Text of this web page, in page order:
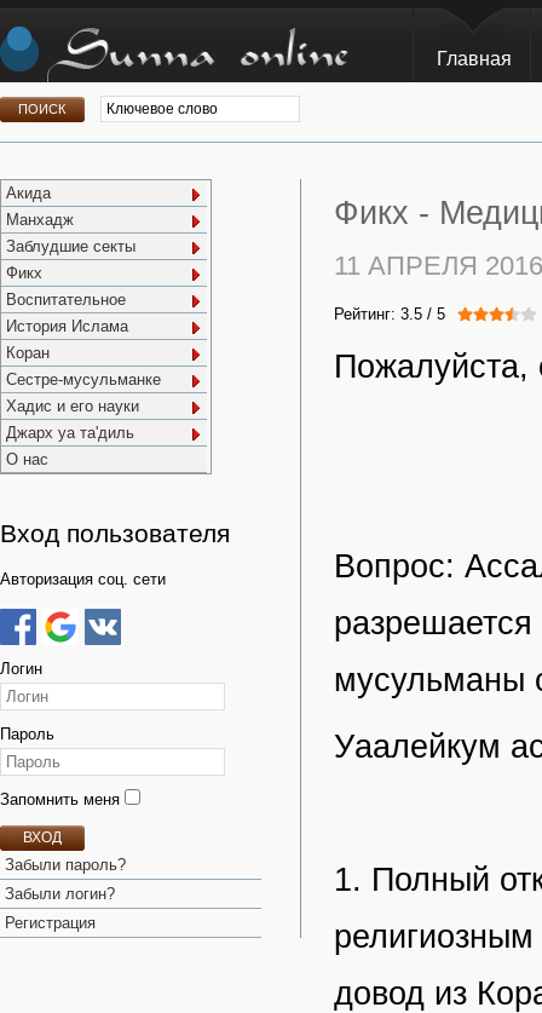
Главная
Акида
Манхадж
Заблудшие секты
Фикх
Воспитательное
История Ислама
Коран
Сестре-мусульманке
Хадис и его науки
Джарх уа та'диль
О нас
Вход пользователя
Авторизация соц. сети
Логин
Пароль
Запомнить меня
ВХОД
Забыли пароль?
Забыли логин?
Регистрация
Фикх -
11 АПРЕЛЯ 2016
Рейтинг: 3.5 / 5
Пожалуйста,
Вопрос:
мусульманы
Уаалейкум
1. Полный
довод из